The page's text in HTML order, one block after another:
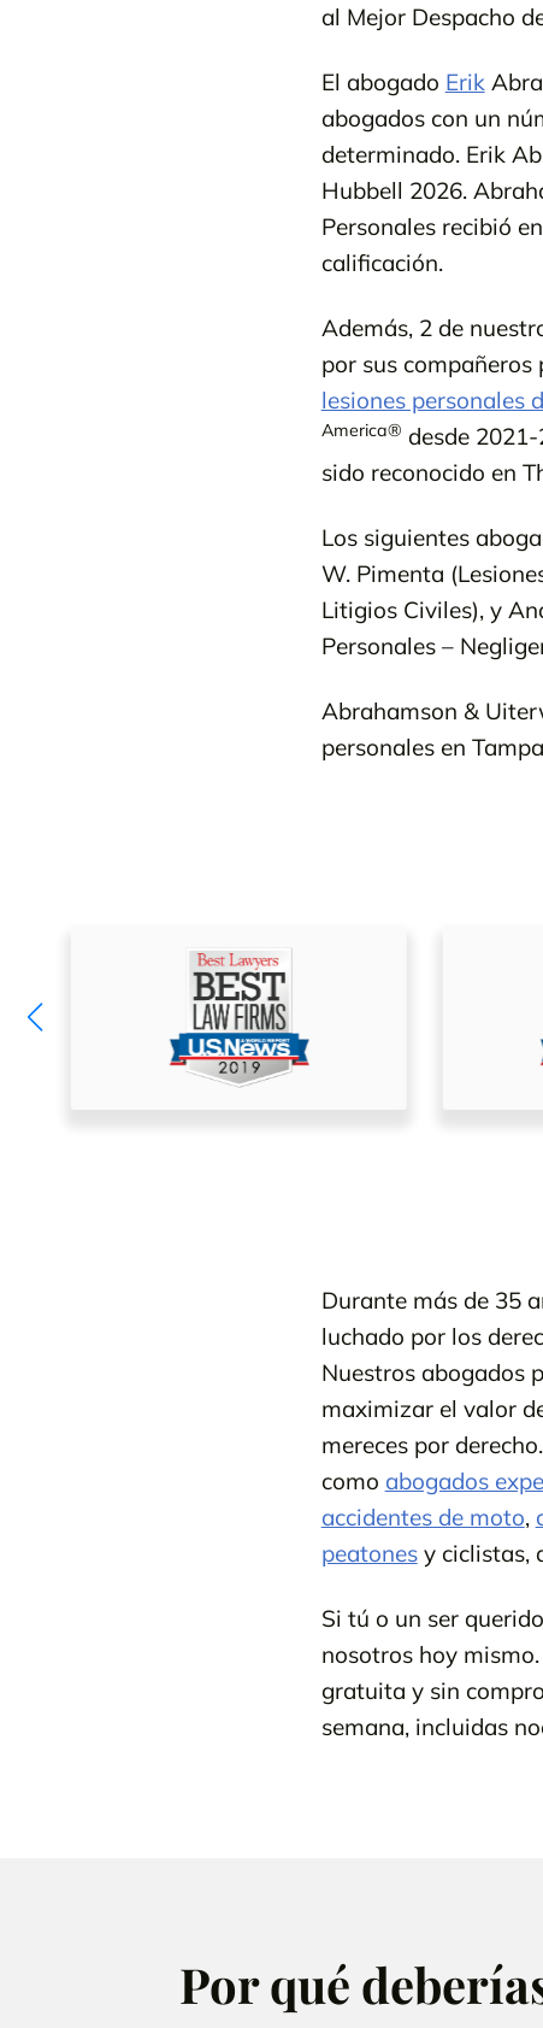
al Mejor Despacho
El abogado Erik
abogados con un
determinado. Erik
Hubbell 2026.
Personales recibió
calificación.
Además, 2 de
por sus compañeros
lesiones personales
America® desde
sido reconocido en
Los siguientes
W. Pimenta
Litigios Civiles), y
Personales –
Abrahamson &
personales en
Durante más de 35
luchado por los
Nuestros abogados
maximizar el valor
mereces por
como abogados
accidentes de moto,
peatonesy ciclistas,
Si tú o un ser
nosotros hoy
gratuita y sin
semana, incluidas
Por qué